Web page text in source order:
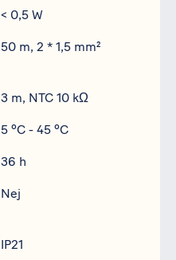
< 0,5 W
50 m, 2 * 1,5 mm²
3 m, NTC 10 kΩ
5 ºC - 45 ºC
36 h
Nej
IP21